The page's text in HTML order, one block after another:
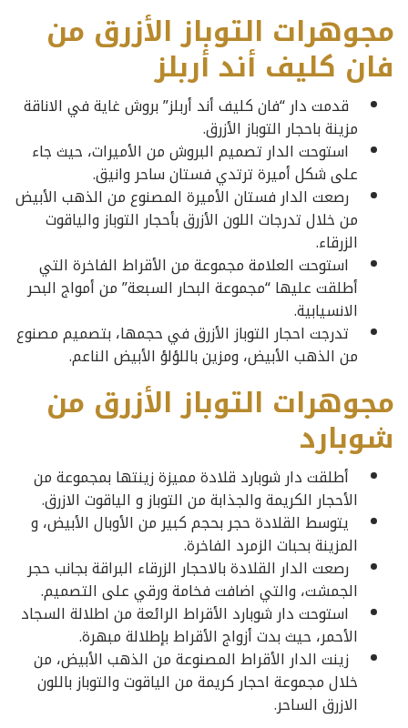
مجوهرات التوباز الأزرق من
فان كليف أند أربلز
قدمت دار “فان كليف أند أربلز” بروش غاية في الاناقة
مزينة باحجار التوباز الأزرق.
استوحت الدار تصميم البروش من الأميرات، حيث جاء
على شكل أميرة ترتدي فستان ساحر وانيق.
رصعت الدار فستان الأميرة المصنوع من الذهب الأبيض
من خلال تدرجات اللون الأزرق بأحجار التوباز والياقوت
الزرقاء.
استوحت العلامة مجموعة من الأقراط الفاخرة التي
أطلقت عليها “مجموعة البحار السبعة” من أمواج البحر
الانسيابية.
تدرجت احجار التوباز الأزرق في حجمها، بتصميم مصنوع
من الذهب الأبيض، ومزين باللؤلؤ الأبيض الناعم.
مجوهرات التوباز الأزرق من
شوبارد
أطلقت دار شوبارد قلادة مميزة زينتها بمجموعة من
الأحجار الكريمة والجذابة من التوباز و الياقوت الازرق.
يتوسط القلادة حجر بحجم كبير من الأوبال الأبيض، و
المزينة بحبات الزمرد الفاخرة.
رصعت الدار القلادة بالاحجار الزرقاء البراقة بجانب حجر
الجمشت، والتي اضافت فخامة ورقي على التصميم.
استوحت دار شوبارد الأقراط الرائعة من اطلالة السجاد
الأحمر، حيث بدت أزواج الأقراط بإطلالة مبهرة.
زينت الدار الأقراط المصنوعة من الذهب الأبيض، من
خلال مجموعة احجار كريمة من الياقوت والتوباز باللون
الازرق الساحر.